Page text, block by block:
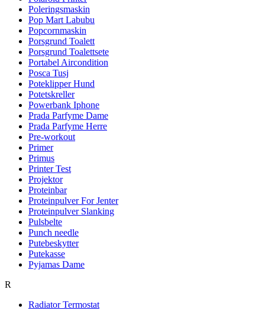
Poleringsmaskin
Pop Mart Labubu
Popcornmaskin
Porsgrund Toalett
Porsgrund Toalettsete
Portabel Aircondition
Posca Tusj
Poteklipper Hund
Potetskreller
Powerbank Iphone
Prada Parfyme Dame
Prada Parfyme Herre
Pre-workout
Primer
Primus
Printer Test
Projektor
Proteinbar
Proteinpulver For Jenter
Proteinpulver Slanking
Pulsbelte
Punch needle
Putebeskytter
Putekasse
Pyjamas Dame
R
Radiator Termostat